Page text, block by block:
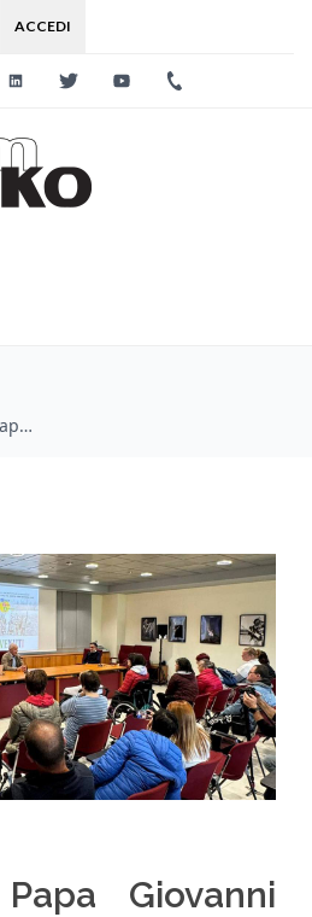
ACCEDI
InstagramLinkedinTwitter Youtube
Il Centro Papa Giovanni XXIII in visita ad Algam EKO: un incontro tra musica, inclusione e solidarietà
Giovanni